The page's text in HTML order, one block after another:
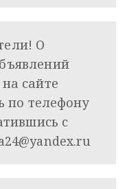
О
сайте
по телефону
с